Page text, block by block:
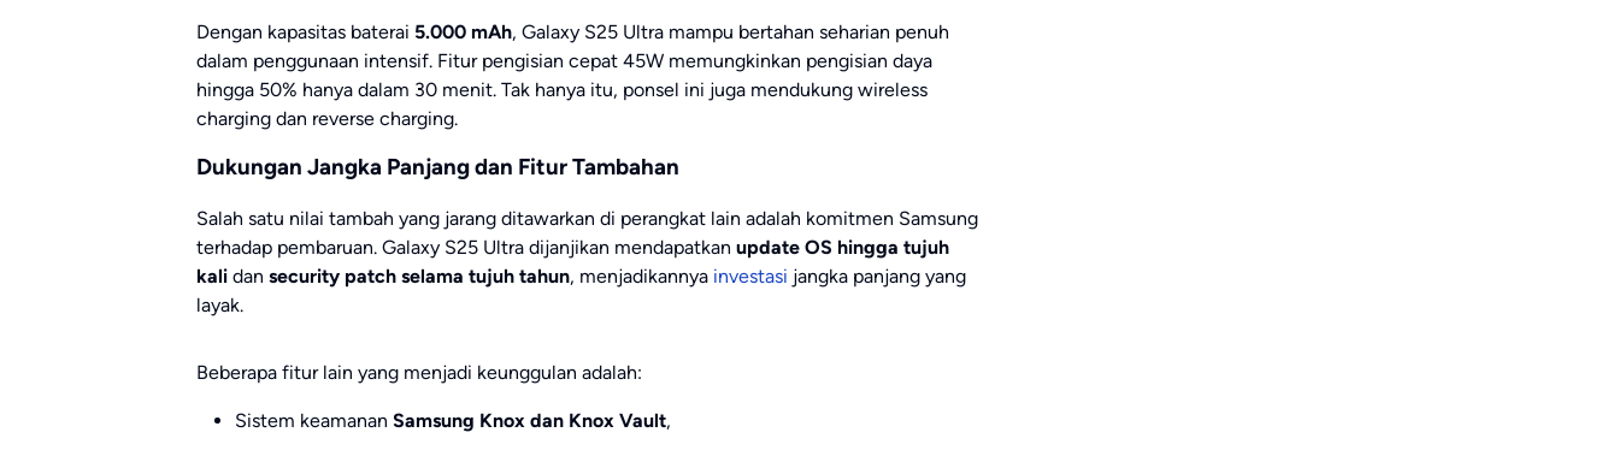
Dengan kapasitas baterai 5.000 mAh, Galaxy S25 Ultra mampu bertahan seharian penuh
dalam penggunaan intensif. Fitur pengisian cepat 45W memungkinkan pengisian daya
hingga 50% hanya dalam 30 menit. Tak hanya itu, ponsel ini juga mendukung wireless
charging dan reverse charging.
Dukungan Jangka Panjang dan Fitur Tambahan
Salah satu nilai tambah yang jarang ditawarkan di perangkat lain adalah komitmen Samsung
terhadap pembaruan. Galaxy S25 Ultra dijanjikan mendapatkan update OS hingga tujuh
kali dan security patch selama tujuh tahun, menjadikannya investasi jangka panjang yang
layak.
Beberapa fitur lain yang menjadi keunggulan adalah:
Sistem keamanan Samsung Knox dan Knox Vault,